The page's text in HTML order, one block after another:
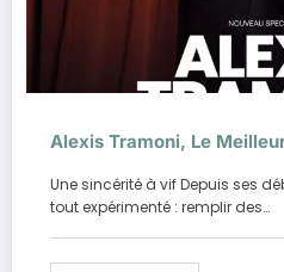
Alexis Tramoni, Le
Une sincérité à vif Depuis ses
tout expérimenté : remplir des…